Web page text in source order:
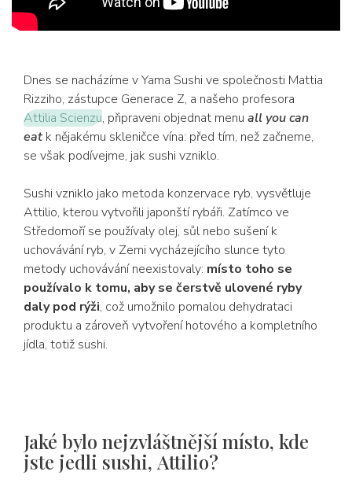
Dnes se nacházíme v Yama Sushi ve společnosti Mattia
Rizziho, zástupce Generace Z, a našeho profesora
Attilia Scienzu, připraveni objednat menu all you can
eatk nějakému skleničce vína: před tím, než začneme,
se však podívejme, jak sushi vzniklo.
Sushi vzniklo jako metoda konzervace ryb, vysvětluje
Attilio, kterou vytvořili japonští rybáři. Zatímco ve
Středomoří se používaly olej, sůl nebo sušení k
uchovávání ryb, v Zemi vycházejícího slunce tyto
metody uchovávání neexistovaly: místo toho se
používalo k tomu, aby se čerstvě ulovené ryby
daly pod rýži, což umožnilo pomalou dehydrataci
produktu a zároveň vytvoření hotového a kompletního
jídla, totiž sushi.
Jaké bylo nejzvláštnější místo, kde
jste jedli sushi, Attilio?